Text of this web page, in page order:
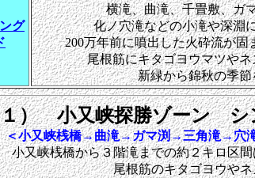
グ
横滝、曲滝、千畳敷、ガ
化ノ穴滝などの小滝や深淵
200万年前に噴出した火砕流が
尾根筋にキタゴヨウマツや
新緑から錦秋の季
） 小又峡探勝ゾーンシ
＜小又峡桟橋→曲滝→ガマ渕→三角滝→穴
小又峡桟橋から３階滝までの約２キロ区
尾根筋のキタゴヨウや